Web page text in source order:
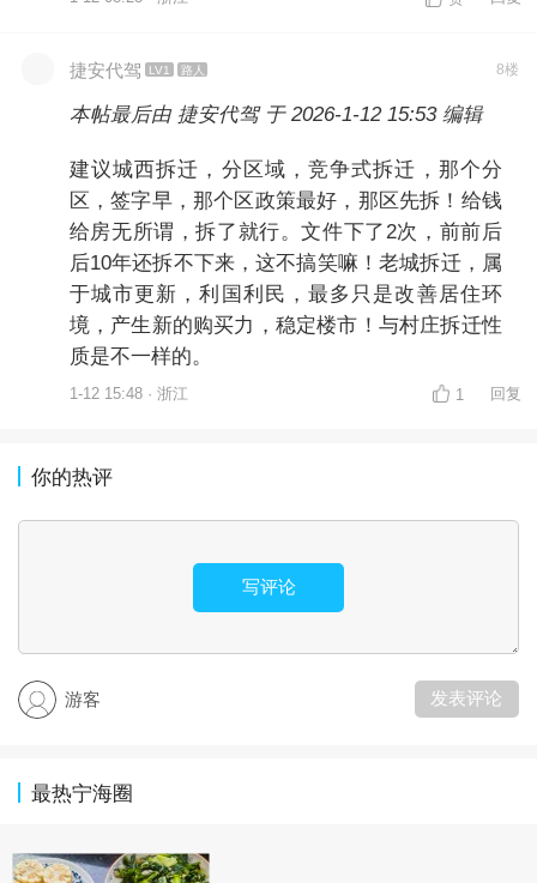
捷安代驾 LV1 路人 8楼
本帖最后由 捷安代驾 于 2026-1-12 15:53 编辑
建议城西拆迁，分区域，竞争式拆迁，那个分
区，签字早，那个区政策最好，那区先拆！给钱
给房无所谓，拆了就行。文件下了2次，前前后
后10年还拆不下来，这不搞笑嘛！老城拆迁，属
于城市更新，利国利民，最多只是改善居住环
境，产生新的购买力，稳定楼市！与村庄拆迁性
质是不一样的。
1-12 15:48 · 浙江 1 回复
你的热评
写评论
游客 发表评论
最热宁海圈